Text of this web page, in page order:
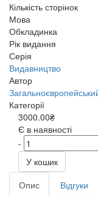
Кількість сторінок
Мова
Обкладинка
Рік видання
Серія
Видавництво
Автор
Категорії
3000.00₴
Є в наявності
-
У кошик
Опис
Відгуки